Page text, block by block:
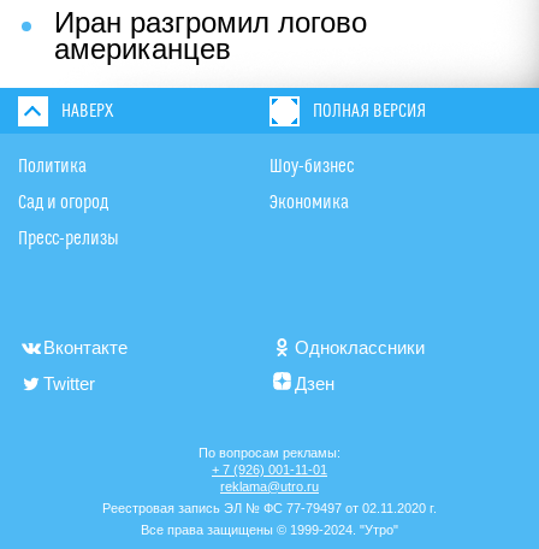
Иран разгромил логово
американцев
НАВЕРХ ПОЛНАЯ ВЕРСИЯ
Политика
Сад и огород
Пресс-релизы
Шоу-бизнес
Экономика
Вконтакте
Одноклассники
Twitter
Дзен
По вопросам рекламы:
+ 7 (926) 001-11-01
reklama@utro.ru
Реестровая запись ЭЛ № ФС 77-79497 от 02.11.2020 г.
Все права защищены © 1999-2024. "Утро"